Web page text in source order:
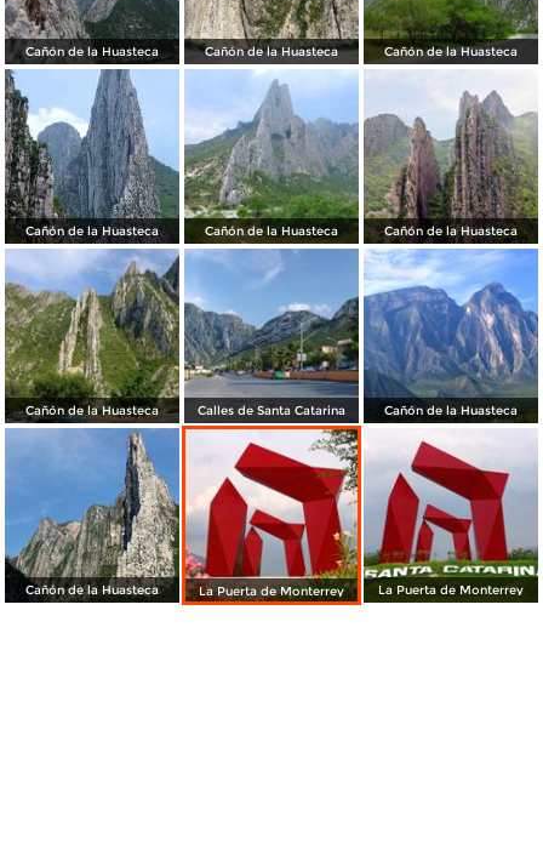
Cañón de la Huasteca Cañón de la Huasteca Cañón de la Huasteca
Cañón de la Huasteca Cañón de la Huasteca Cañón de la Huasteca
Cañón de la Huasteca Calles de Santa Catarina Cañón de la Huasteca
Cañón de la Huasteca La Puerta de Monterrey La Puerta de Monterrey